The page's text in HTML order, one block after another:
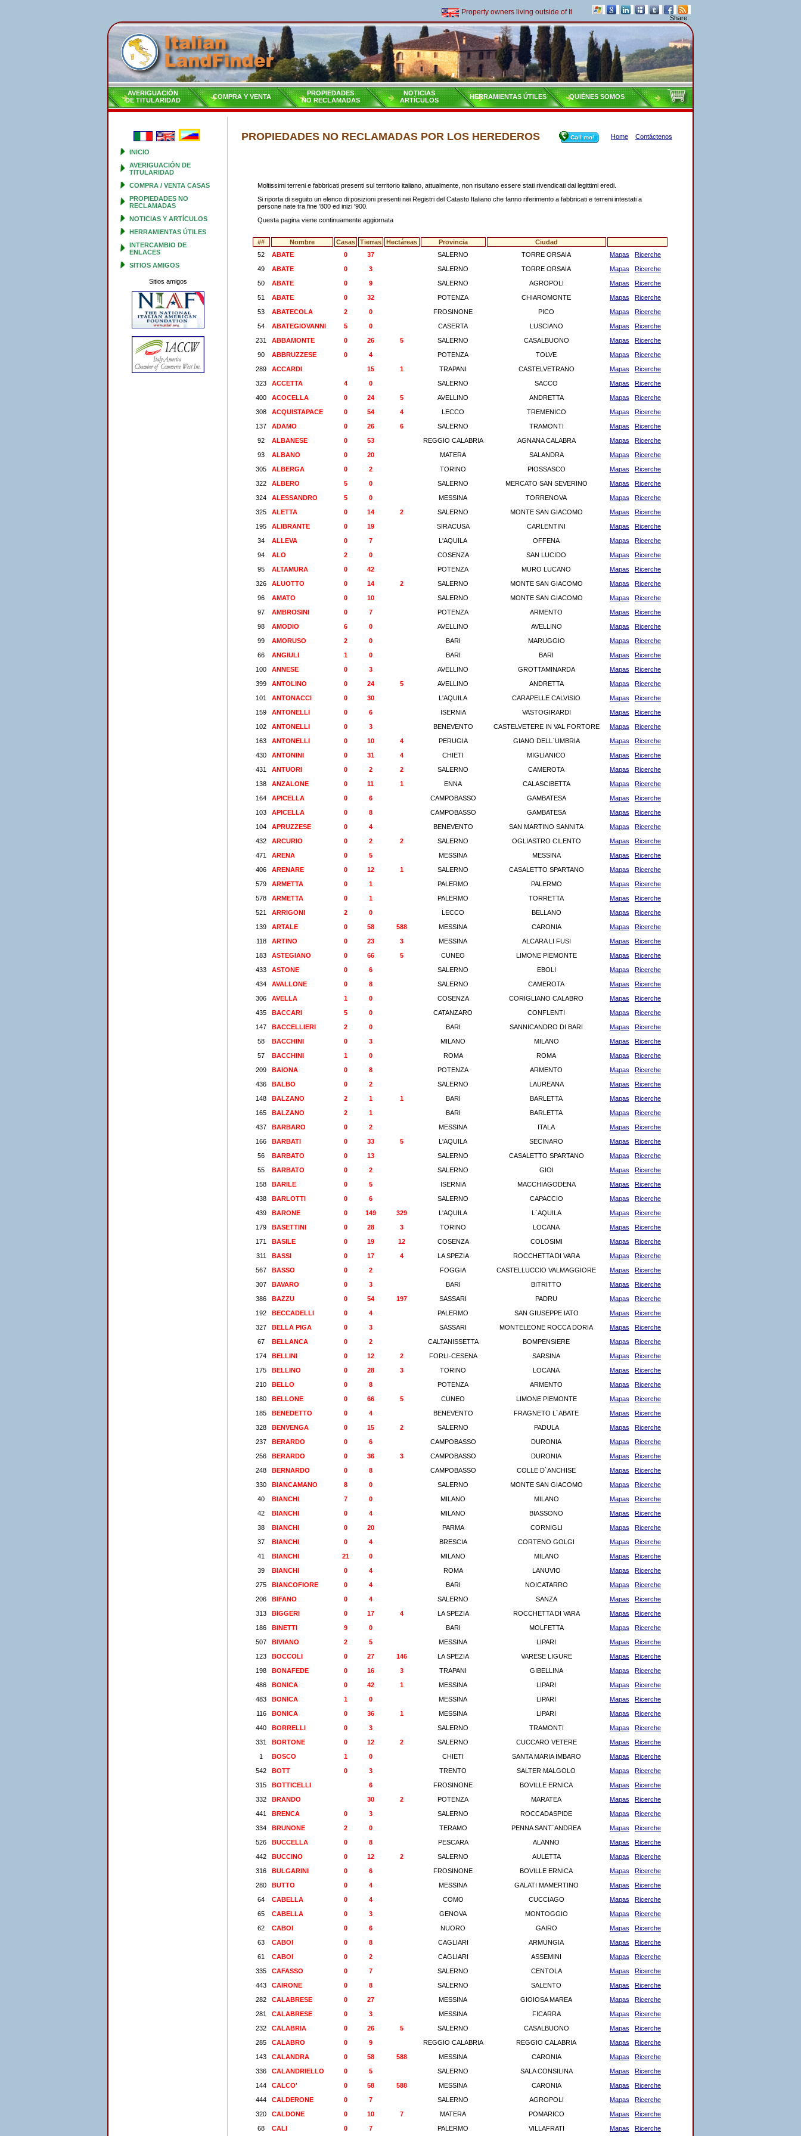
Property owners living outside of Italy must pay their taxes yearly
Share:
AVERIGUACIÓN
DE TITULARIDAD
COMPRA Y VENTA
PROPIEDADES
NO RECLAMADAS
NOTICIAS
ARTÍCULOS
HERRAMIENTAS ÚTILES QUIÉNES SOMOS
INICIO
AVERIGUACIÓN DE
TITULARIDAD
COMPRA / VENTA CASAS
PROPIEDADES NO
RECLAMADAS
NOTICIAS Y ARTÍCULOS
HERRAMIENTAS ÚTILES
INTERCAMBIO DE
ENLACES
SITIOS AMIGOS
Sitios amigos
PROPIEDADES NO RECLAMADAS POR LOS HEREDEROS Home Contáctenos
Moltissimi terreni e fabbricati presenti sul territorio italiano, attualmente, non risultano essere stati rivendicati dai legittimi eredi.
Si riporta di seguito un elenco di posizioni presenti nei Registri del Catasto Italiano che fanno riferimento a fabbricati e terreni intestati a
persone nate tra fine '800 ed inizi '900.
Questa pagina viene continuamente aggiornata
## Nombre Casas Tierras Hectáreas Provincia
Ciudad
52
ABATE 0 37 SALERNO TORRE ORSAIA Mapas
Ricerche
49
ABATE 0 3 SALERNO TORRE ORSAIA Mapas
Ricerche
50
ABATE 0 9 SALERNO AGROPOLI Mapas
Ricerche
51
ABATE 0 32 POTENZA CHIAROMONTE Mapas
Ricerche
53
ABATECOLA 2 0 FROSINONE PICO Mapas
Ricerche
54
ABATEGIOVANNI 5 0 CASERTA LUSCIANO Mapas
Ricerche
231
ABBAMONTE 0 26 5 SALERNO CASALBUONO Mapas
Ricerche
90
ABBRUZZESE 0 4 POTENZA TOLVE Mapas
Ricerche
289
ACCARDI 15 1 TRAPANI CASTELVETRANO Mapas
Ricerche
323
ACCETTA 4 0 SALERNO SACCO Mapas
Ricerche
400
ACOCELLA 0 24 5 AVELLINO ANDRETTA Mapas
Ricerche
308
ACQUISTAPACE 0 54 4 LECCO TREMENICO Mapas
Ricerche
137
ADAMO 0 26 6 SALERNO TRAMONTI Mapas
Ricerche
92
ALBANESE 0 53 REGGIO CALABRIA AGNANA CALABRA Mapas
Ricerche
93
ALBANO 0 20 MATERA SALANDRA Mapas
Ricerche
305
ALBERGA 0 2 TORINO PIOSSASCO Mapas
Ricerche
322
ALBERO 5 0 SALERNO MERCATO SAN SEVERINO Mapas
Ricerche
324
ALESSANDRO 5 0 MESSINA TORRENOVA Mapas
Ricerche
325
ALETTA 0 14 2 SALERNO MONTE SAN GIACOMO Mapas
Ricerche
195
ALIBRANTE 0 19 SIRACUSA CARLENTINI Mapas
Ricerche
34
ALLEVA 0 7 L'AQUILA OFFENA Mapas
Ricerche
94
ALO 2 0 COSENZA SAN LUCIDO Mapas
Ricerche
95
ALTAMURA 0 42 POTENZA MURO LUCANO Mapas
Ricerche
326
ALUOTTO 0 14 2 SALERNO MONTE SAN GIACOMO Mapas
Ricerche
96
AMATO 0 10 SALERNO MONTE SAN GIACOMO Mapas
Ricerche
97
AMBROSINI 0 7 POTENZA ARMENTO Mapas
Ricerche
98
AMODIO 6 0 AVELLINO AVELLINO Mapas
Ricerche
99
AMORUSO 2 0 BARI MARUGGIO Mapas
Ricerche
66
ANGIULI 1 0 BARI BARI Mapas
Ricerche
100
ANNESE 0 3 AVELLINO GROTTAMINARDA Mapas
Ricerche
399
ANTOLINO 0 24 5 AVELLINO ANDRETTA Mapas
Ricerche
101
ANTONACCI 0 30 L'AQUILA CARAPELLE CALVISIO Mapas
Ricerche
159
ANTONELLI 0 6 ISERNIA VASTOGIRARDI Mapas
Ricerche
102
ANTONELLI 0 3 BENEVENTO CASTELVETERE IN VAL FORTORE Mapas
Ricerche
163
ANTONELLI 0 10 4 PERUGIA GIANO DELL`UMBRIA Mapas
Ricerche
430
ANTONINI 0 31 4 CHIETI MIGLIANICO Mapas
Ricerche
431
ANTUORI 0 2 2 SALERNO CAMEROTA Mapas
Ricerche
138
ANZALONE 0 11 1 ENNA CALASCIBETTA Mapas
Ricerche
164
APICELLA 0 6 CAMPOBASSO GAMBATESA Mapas
Ricerche
103
APICELLA 0 8 CAMPOBASSO GAMBATESA Mapas
Ricerche
104
APRUZZESE 0 4 BENEVENTO SAN MARTINO SANNITA Mapas
Ricerche
432
ARCURIO 0 2 2 SALERNO OGLIASTRO CILENTO Mapas
Ricerche
471
ARENA 0 5 MESSINA MESSINA Mapas
Ricerche
406
ARENARE 0 12 1 SALERNO CASALETTO SPARTANO Mapas
Ricerche
579
ARMETTA 0 1 PALERMO PALERMO Mapas
Ricerche
578
ARMETTA 0 1 PALERMO TORRETTA Mapas
Ricerche
521
ARRIGONI 2 0 LECCO BELLANO Mapas
Ricerche
139
ARTALE 0 58 588 MESSINA CARONIA Mapas
Ricerche
118
ARTINO 0 23 3 MESSINA ALCARA LI FUSI Mapas
Ricerche
183
ASTEGIANO 0 66 5 CUNEO LIMONE PIEMONTE Mapas
Ricerche
433
ASTONE 0 6 SALERNO EBOLI Mapas
Ricerche
434
AVALLONE 0 8 SALERNO CAMEROTA Mapas
Ricerche
306
AVELLA 1 0 COSENZA CORIGLIANO CALABRO Mapas
Ricerche
435
BACCARI 5 0 CATANZARO CONFLENTI Mapas
Ricerche
147
BACCELLIERI 2 0 BARI SANNICANDRO DI BARI Mapas
Ricerche
58
BACCHINI 0 3 MILANO MILANO Mapas
Ricerche
57
BACCHINI 1 0 ROMA ROMA Mapas
Ricerche
209
BAIONA 0 8 POTENZA ARMENTO Mapas
Ricerche
436
BALBO 0 2 SALERNO LAUREANA Mapas
Ricerche
148
BALZANO 2 1 1 BARI BARLETTA Mapas
Ricerche
165
BALZANO 2 1 BARI BARLETTA Mapas
Ricerche
437
BARBARO 0 2 MESSINA ITALA Mapas
Ricerche
166
BARBATI 0 33 5 L'AQUILA SECINARO Mapas
Ricerche
56
BARBATO 0 13 SALERNO CASALETTO SPARTANO Mapas
Ricerche
55
BARBATO 0 2 SALERNO GIOI Mapas
Ricerche
158
BARILE 0 5 ISERNIA MACCHIAGODENA Mapas
Ricerche
438
BARLOTTI 0 6 SALERNO CAPACCIO Mapas
Ricerche
439
BARONE 0 149 329 L'AQUILA L`AQUILA Mapas
Ricerche
179
BASETTINI 0 28 3 TORINO LOCANA Mapas
Ricerche
171
BASILE 0 19 12 COSENZA COLOSIMI Mapas
Ricerche
311
BASSI 0 17 4 LA SPEZIA ROCCHETTA DI VARA Mapas
Ricerche
567
BASSO 0 2 FOGGIA CASTELLUCCIO VALMAGGIORE Mapas
Ricerche
307
BAVARO 0 3 BARI BITRITTO Mapas
Ricerche
386
BAZZU 0 54 197 SASSARI PADRU Mapas
Ricerche
192
BECCADELLI 0 4 PALERMO SAN GIUSEPPE IATO Mapas
Ricerche
327
BELLA PIGA 0 3 SASSARI MONTELEONE ROCCA DORIA Mapas
Ricerche
67
BELLANCA 0 2 CALTANISSETTA BOMPENSIERE Mapas
Ricerche
174
BELLINI 0 12 2 FORLI-CESENA SARSINA Mapas
Ricerche
175
BELLINO 0 28 3 TORINO LOCANA Mapas
Ricerche
210
BELLO 0 8 POTENZA ARMENTO Mapas
Ricerche
180
BELLONE 0 66 5 CUNEO LIMONE PIEMONTE Mapas
Ricerche
185
BENEDETTO 0 4 BENEVENTO FRAGNETO L`ABATE Mapas
Ricerche
328
BENVENGA 0 15 2 SALERNO PADULA Mapas
Ricerche
237
BERARDO 0 6 CAMPOBASSO DURONIA Mapas
Ricerche
256
BERARDO 0 36 3 CAMPOBASSO DURONIA Mapas
Ricerche
248
BERNARDO 0 8 CAMPOBASSO COLLE D`ANCHISE Mapas
Ricerche
330
BIANCAMANO 8 0 SALERNO MONTE SAN GIACOMO Mapas
Ricerche
40
BIANCHI 7 0 MILANO MILANO Mapas
Ricerche
42
BIANCHI 0 4 MILANO BIASSONO Mapas
Ricerche
38
BIANCHI 0 20 PARMA CORNIGLI Mapas
Ricerche
37
BIANCHI 0 4 BRESCIA CORTENO GOLGI Mapas
Ricerche
41
BIANCHI 21 0 MILANO MILANO Mapas
Ricerche
39
BIANCHI 0 4 ROMA LANUVIO Mapas
Ricerche
275
BIANCOFIORE 0 4 BARI NOICATARRO Mapas
Ricerche
206
BIFANO 0 4 SALERNO SANZA Mapas
Ricerche
313
BIGGERI 0 17 4 LA SPEZIA ROCCHETTA DI VARA Mapas
Ricerche
186
BINETTI 9 0 BARI MOLFETTA Mapas
Ricerche
507
BIVIANO 2 5 MESSINA LIPARI Mapas
Ricerche
123
BOCCOLI 0 27 146 LA SPEZIA VARESE LIGURE Mapas
Ricerche
198
BONAFEDE 0 16 3 TRAPANI GIBELLINA Mapas
Ricerche
486
BONICA 0 42 1 MESSINA LIPARI Mapas
Ricerche
483
BONICA 1 0 MESSINA LIPARI Mapas
Ricerche
116
BONICA 0 36 1 MESSINA LIPARI Mapas
Ricerche
440
BORRELLI 0 3 SALERNO TRAMONTI Mapas
Ricerche
331
BORTONE 0 12 2 SALERNO CUCCARO VETERE Mapas
Ricerche
1
BOSCO 1 0 CHIETI SANTA MARIA IMBARO Mapas
Ricerche
542
BOTT 0 3 TRENTO SALTER MALGOLO Mapas
Ricerche
315
BOTTICELLI 6 FROSINONE BOVILLE ERNICA Mapas
Ricerche
332
BRANDO 30 2 POTENZA MARATEA Mapas
Ricerche
441
BRENCA 0 3 SALERNO ROCCADASPIDE Mapas
Ricerche
334
BRUNONE 2 0 TERAMO PENNA SANT`ANDREA Mapas
Ricerche
526
BUCCELLA 0 8 PESCARA ALANNO Mapas
Ricerche
442
BUCCINO 0 12 2 SALERNO AULETTA Mapas
Ricerche
316
BULGARINI 0 6 FROSINONE BOVILLE ERNICA Mapas
Ricerche
280
BUTTO 0 4 MESSINA GALATI MAMERTINO Mapas
Ricerche
64
CABELLA 0 4 COMO CUCCIAGO Mapas
Ricerche
65
CABELLA 0 3 GENOVA MONTOGGIO Mapas
Ricerche
62
CABOI 0 6 NUORO GAIRO Mapas
Ricerche
63
CABOI 0 8 CAGLIARI ARMUNGIA Mapas
Ricerche
61
CABOI 0 2 CAGLIARI ASSEMINI Mapas
Ricerche
335
CAFASSO 0 7 SALERNO CENTOLA Mapas
Ricerche
443
CAIRONE 0 8 SALERNO SALENTO Mapas
Ricerche
282
CALABRESE 0 27 MESSINA GIOIOSA MAREA Mapas
Ricerche
281
CALABRESE 0 3 MESSINA FICARRA Mapas
Ricerche
232
CALABRIA 0 26 5 SALERNO CASALBUONO Mapas
Ricerche
285
CALABRO 0 9 REGGIO CALABRIA REGGIO CALABRIA Mapas
Ricerche
143
CALANDRA 0 58 588 MESSINA CARONIA Mapas
Ricerche
336
CALANDRIELLO 0 5 SALERNO SALA CONSILINA Mapas
Ricerche
144
CALCO' 0 58 588 MESSINA CARONIA Mapas
Ricerche
444
CALDERONE 0 7 SALERNO AGROPOLI Mapas
Ricerche
320
CALDONE 0 10 7 MATERA POMARICO Mapas
Ricerche
68
CALI 0 7 PALERMO VILLAFRATI Mapas Ricerche